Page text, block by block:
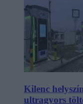
Kilenc
ultragyors